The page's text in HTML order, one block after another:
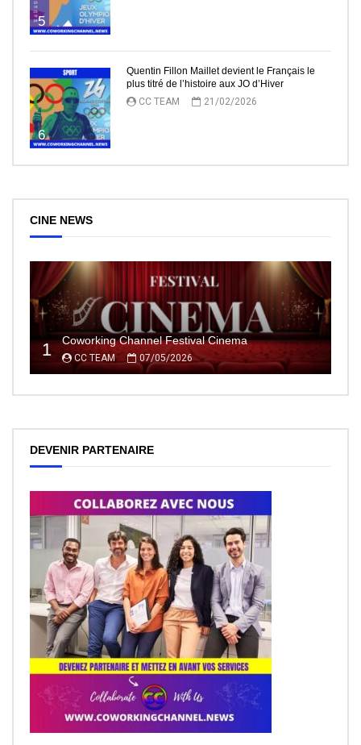
5
6
Quentin Fillon Maillet devient le Français le
plus titré de l’histoire aux JO d’Hiver
CC TEAM
21/02/2026
CINE NEWS
1 Coworking Channel Festival Cinema
CC TEAM 07/05/2026
DEVENIR PARTENAIRE